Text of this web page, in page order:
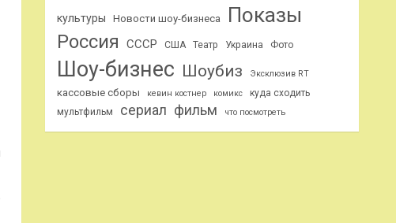
культуры Новости шоу-бизнеса Показы
Россия СССР США Театр Украина Фото
Шоу-бизнес Шоубиз Эксклюзив RT
кассовые сборы кевин костнер комикс
куда сходить
мультфильм
сериал фильм что посмотреть